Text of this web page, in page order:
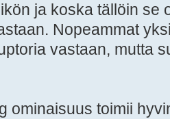
ja koska tällöin se
Nopeammat
vastaan, mutta
ominaisuus toimii